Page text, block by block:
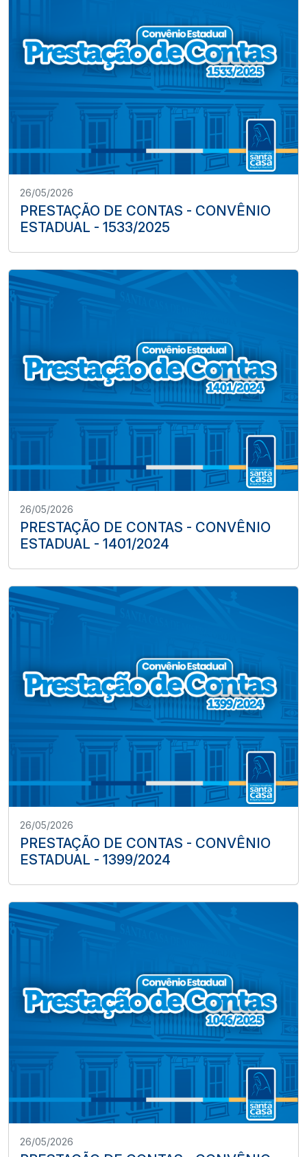
26/05/2026
PRESTAÇÃO DE CONTAS - CONVÊNIO
ESTADUAL - 1533/2025
26/05/2026
PRESTAÇÃO DE CONTAS - CONVÊNIO
ESTADUAL - 1401/2024
26/05/2026
PRESTAÇÃO DE CONTAS - CONVÊNIO
ESTADUAL - 1399/2024
26/05/2026